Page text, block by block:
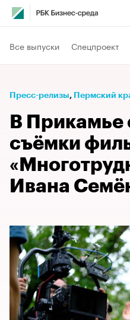
Все выпуски Спецпроект
Пресс-релизы⁠, Пермский
В Прикамье
съёмки
Ивана